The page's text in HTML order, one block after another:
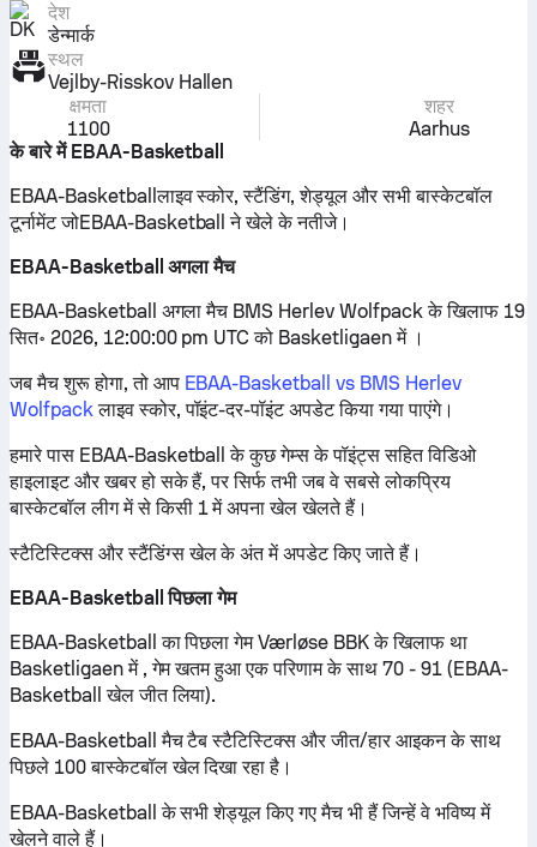
देश
डेन्मार्क
स्थल
Vejlby-Risskov Hallen
क्षमता
1100
शहर
Aarhus
के बारे में EBAA-Basketball
EBAA-Basketballलाइव स्कोर, स्टैंडिंग, शेड्यूल और सभी बास्केटबॉल
टूर्नामेंट जोEBAA-Basketball ने खेले के नतीजे।
EBAA-Basketball अगला मैच
EBAA-Basketball अगला मैच BMS Herlev Wolfpack के खिलाफ 19
सित॰ 2026, 12:00:00 pm UTC को Basketligaen में ।
जब मैच शुरू होगा, तो आप EBAA-Basketball vs BMS Herlev
Wolfpackलाइव स्कोर, पॉइंट-दर-पॉइंट अपडेट किया गया पाएंगे।
हमारे पास EBAA-Basketball के कुछ गेम्स के पॉइंट्स सहित विडिओ
हाइलाइट और खबर हो सके हैं, पर सिर्फ तभी जब वे सबसे लोकप्रिय
बास्केटबॉल लीग में से किसी 1 में अपना खेल खेलते हैं।
स्टैटिस्टिक्स और स्टैंडिंग्स खेल के अंत में अपडेट किए जाते हैं।
EBAA-Basketball पिछला गेम
EBAA-Basketball का पिछला गेम Værløse BBK के खिलाफ था
Basketligaen में , गेम खतम हुआ एक परिणाम के साथ 70 - 91 (EBAA-
Basketball खेल जीत लिया).
EBAA-Basketball मैच टैब स्टैटिस्टिक्स और जीत/हार आइकन के साथ
पिछले 100 बास्केटबॉल खेल दिखा रहा है।
EBAA-Basketball के सभी शेड्यूल किए गए मैच भी हैं जिन्हें वे भविष्य में
खेलने वाले हैं।